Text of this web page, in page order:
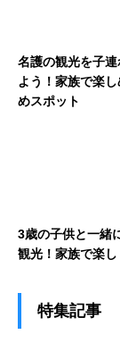
名護の観光を子
よう！家族で楽
めスポット
3歳の子供と一緒
観光！家族で楽
特集記事